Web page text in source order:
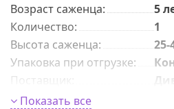
Возраст саженца:
5
Количeствo:
1
Высота саженца:
25-
Упаковка при отгрузке:
Поставщик
Форма хвои:
Показать все